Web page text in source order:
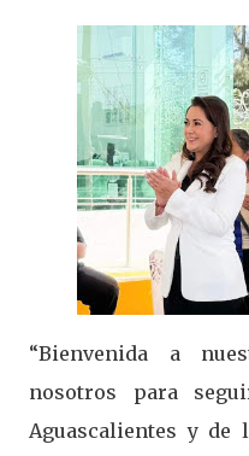
“Bienvenida a
nosotros para
Aguascalientes y de